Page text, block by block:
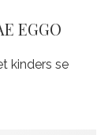
EGGO
kinders se